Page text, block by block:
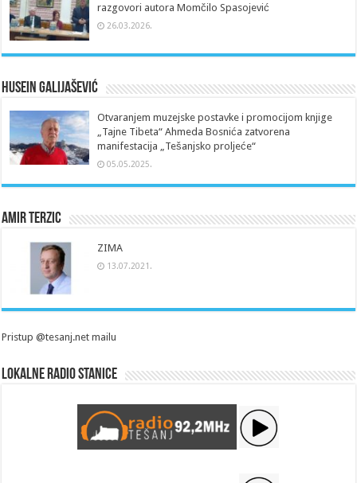
razgovori autora Momčilo Spasojević
26.03.2026.
Husein Galijašević
Otvaranjem muzejske postavke i promocijom knjige
„Tajne Tibeta“ Ahmeda Bosnića zatvorena
manifestacija „Tešanjsko proljeće“
05.05.2025.
Amir Terzic
ZIMA
13.07.2021.
Pristup @tesanj.net mailu
Lokalne radio stanice